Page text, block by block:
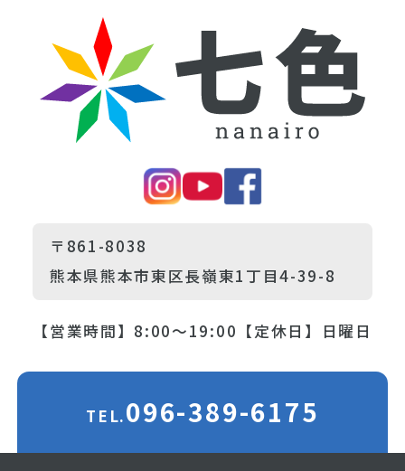
〒861-8038
熊本県熊本市東区長嶺東1丁目4-39-8
【営業時間】8:00～19:00 【定休日】日曜日
TEL.096-389-6175